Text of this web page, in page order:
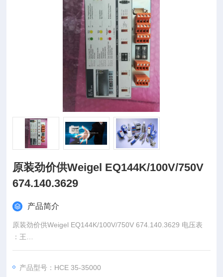
原装劲价供Weigel EQ144K/100V/750V
674.140.3629
产品简介
原装劲价供Weigel EQ144K/100V/750V 674.140.3629 电压表
：王
：www@
产品型号：HCE 35-35000